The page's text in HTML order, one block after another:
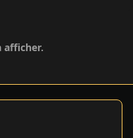
afficher.